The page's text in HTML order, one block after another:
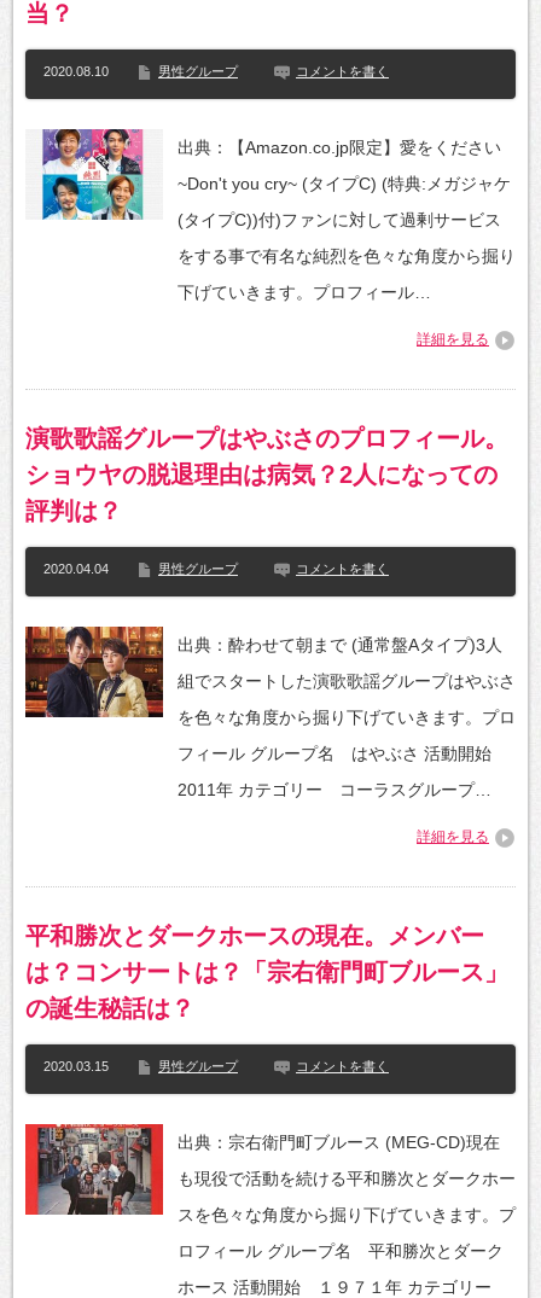
当？
2020.08.10 男性グループ コメントを書く
出典：【Amazon.co.jp限定】愛をください
~Don't you cry~ (タイプC) (特典:メガジャケ
(タイプC))付)ファンに対して過剰サービス
をする事で有名な純烈を色々な角度から掘り
下げていきます。プロフィール…
詳細を見る
演歌歌謡グループはやぶさのプロフィール。
ショウヤの脱退理由は病気？2人になっての
評判は？
2020.04.04 男性グループ コメントを書く
出典：酔わせて朝まで (通常盤Aタイプ)3人
組でスタートした演歌歌謡グループはやぶさ
を色々な角度から掘り下げていきます。プロ
フィール グループ名 はやぶさ 活動開始
2011年 カテゴリー コーラスグループ…
詳細を見る
平和勝次とダークホースの現在。メンバー
は？コンサートは？「宗右衛門町ブルース」
の誕生秘話は？
2020.03.15 男性グループ コメントを書く
出典：宗右衛門町ブルース (MEG-CD)現在
も現役で活動を続ける平和勝次とダークホー
スを色々な角度から掘り下げていきます。プ
ロフィール グループ名 平和勝次とダーク
ホース 活動開始 １９７１年 カテゴリー